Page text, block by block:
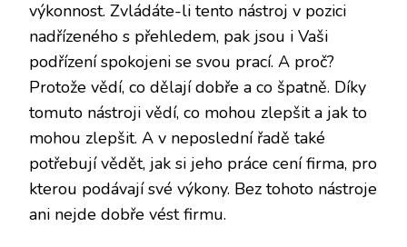
výkonnost. Zvládáte-li tento nástroj v pozici
nadřízeného s přehledem, pak jsou i Vaši
podřízení spokojeni se svou prací. A proč?
Protože vědí, co dělají dobře a co špatně. Díky
tomuto nástroji vědí, co mohou zlepšit a jak to
mohou zlepšit. A v neposlední řadě také
potřebují vědět, jak si jeho práce cení firma, pro
kterou podávají své výkony. Bez tohoto nástroje
ani nejde dobře vést firmu.